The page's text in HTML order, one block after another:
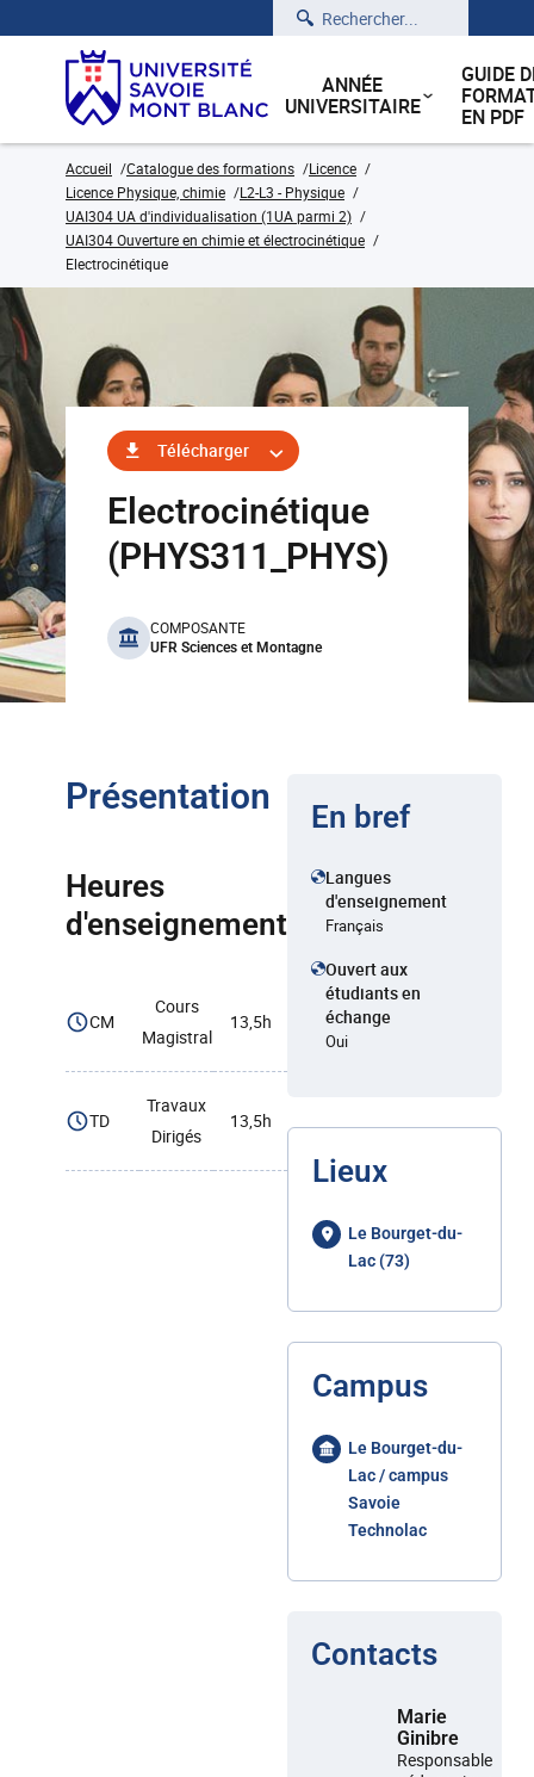
Rechercher
ANNÉE
UNIVERSITAIRE
GUIDE
EN PDF
Accueil Catalogue des formations
Licence
Licence Physique, chimie
L2-L3 - Physique
UAI304 UA d'individualisation (1UA parmi 2)
UAI304 Ouverture en chimie et électrocinétique
Electrocinétique
Télécharger
Electrocinétique
(PHYS311_PHYS)
benefits
COMPOSANTE
UFR Sciences et Montagne
Présentation
Heures
d'enseignement
CM
Cours
Magistral
13,5h
TD
Travaux
Dirigés
13,5h
En bref
Langues
d'enseignement
Français
Ouvert aux
étudiants en
échange
Oui
Lieux
Le Bourget-du-
Lac (73)
Campus
Le Bourget-du-
Lac / campus
Savoie
Technolac
Contacts
Marie
Ginibre
Responsable